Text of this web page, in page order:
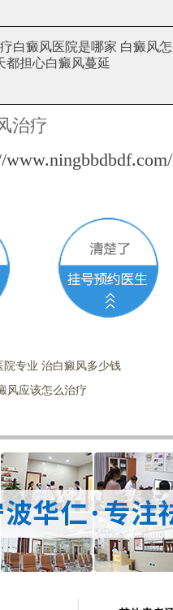
白癜风医院是哪家 白癜风
都担心白癜风蔓延
治疗
专业 治白癜风多少钱
风应该怎么治疗